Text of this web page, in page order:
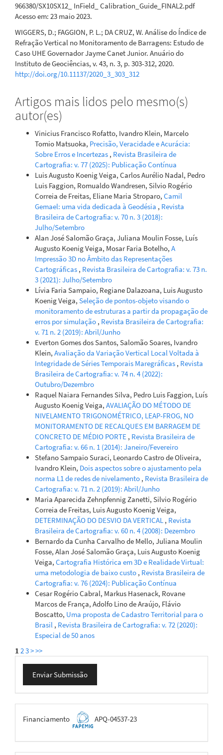
966380/SX10SX12_ InField_ Calibration_Guide_FINAL2.pdf
Acesso em: 23 maio 2023.
WIGGERS, D.; FAGGION, P. L.; DA CRUZ, W. Análise do Índice de
Refração Vertical no Monitoramento de Barragens: Estudo de
Caso UHE Governador Jayme Canet Junior. Anuário do
Instituto de Geociências, v. 43, n. 3, p. 303-312, 2020.
http://doi.org/10.11137/2020_3_303_312
Artigos mais lidos pelo mesmo(s)
autor(es)
Vinicius Francisco Rofatto, Ivandro Klein, Marcelo
Tomio Matsuoka, Precisão, Veracidade e Acurácia:
Sobre Erros e Incertezas , Revista Brasileira de
Cartografia: v. 77 (2025): Publicação Contínua
Luis Augusto Koenig Veiga, Carlos Aurélio Nadal, Pedro
Luis Faggion, Romualdo Wandresen, Silvio Rogério
Correia de Freitas, Eliane Maria Stroparo, Camil
Gemael: uma vida dedicada à Geodésia , Revista
Brasileira de Cartografia: v. 70 n. 3 (2018):
Julho/Setembro
Alan José Salomão Graça, Juliana Moulin Fosse, Luís
Augusto Koenig Veiga, Mosar Faria Botelho, A
Impressão 3D no Âmbito das Representações
Cartográficas , Revista Brasileira de Cartografia: v. 73 n.
3 (2021): Julho/Setembro
Lívia Faria Sampaio, Regiane Dalazoana, Luis Augusto
Koenig Veiga, Seleção de pontos-objeto visando o
monitoramento de estruturas a partir da propagação de
erros por simulação , Revista Brasileira de Cartografia:
v. 71 n. 2 (2019): Abril/Junho
Everton Gomes dos Santos, Salomão Soares, Ivandro
Klein, Avaliação da Variação Vertical Local Voltada à
Integridade de Séries Temporais Maregráficas , Revista
Brasileira de Cartografia: v. 74 n. 4 (2022):
Outubro/Dezembro
Raquel Naiara Fernandes Silva, Pedro Luis Faggion, Luís
Augusto Koenig Veiga, AVALIAÇÃO DO MÉTODO DE
NIVELAMENTO TRIGONOMÉTRICO, LEAP-FROG, NO
MONITORAMENTO DE RECALQUES EM BARRAGEM DE
CONCRETO DE MÉDIO PORTE , Revista Brasileira de
Cartografia: v. 66 n. 1 (2014): Janeiro/Fevereiro
Stefano Sampaio Suraci, Leonardo Castro de Oliveira,
Ivandro Klein, Dois aspectos sobre o ajustamento pela
norma L1 de redes de nivelamento , Revista Brasileira de
Cartografia: v. 71 n. 2 (2019): Abril/Junho
Maria Aparecida Zehnpfennig Zanetti, Silvio Rogério
Correia de Freitas, Luis Augusto Koenig Veiga,
DETERMINAÇÃO DO DESVIO DA VERTICAL , Revista
Brasileira de Cartografia: v. 60 n. 4 (2008): Dezembro
Bernardo da Cunha Carvalho de Mello, Juliana Moulin
Fosse, Alan José Salomão Graça, Luis Augusto Koenig
Veiga, Cartografia Histórica em 3D e Realidade Virtual:
uma metodologia de baixo custo , Revista Brasileira de
Cartografia: v. 76 (2024): Publicação Contínua
Cesar Rogério Cabral, Markus Hasenack, Rovane
Marcos de França, Adolfo Lino de Araújo, Flávio
Boscatto, Uma proposta de Cadastro Territorial para o
Brasil , Revista Brasileira de Cartografia: v. 72 (2020):
Especial de 50 anos
1 23>>>
Enviar
Submissão
Enviar Submissão
FAPEMIG
Financiamento APQ-04537-23